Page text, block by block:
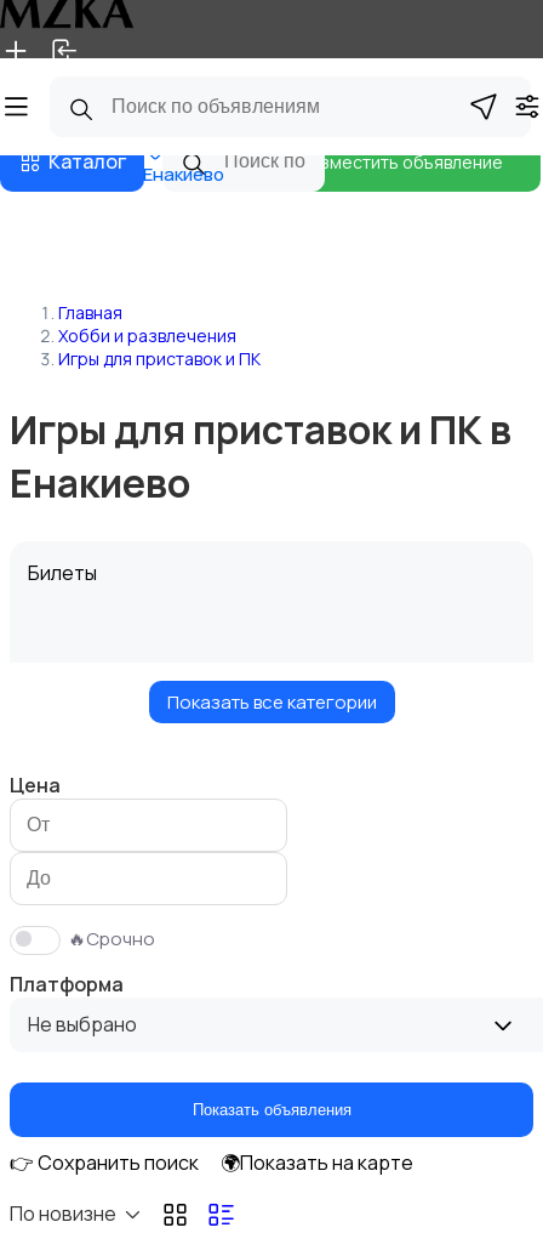
Главная Магазины
Каталог Енакиево
Разместить объявление
Главная
Хобби и развлечения
Игры для приставок и ПК
Игры для приставок и ПК в
Енакиево
Билеты
Игровые приставки
Игры для приставок и ПК
Показать все категории
Цена
🔥Срочно
Платформа
Не выбрано
Показать объявления
👉 Сохранить поиск
🌍Показать на карте
По новизне